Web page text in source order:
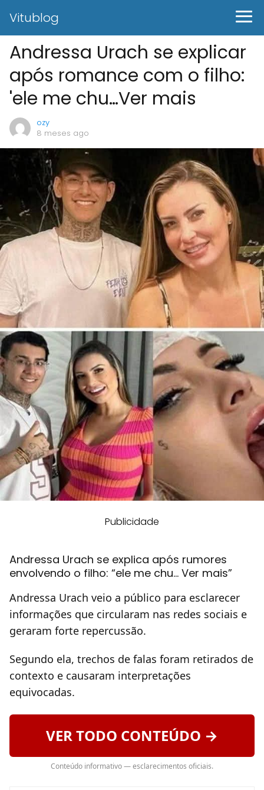
Vitublog
Andressa Urach se explicar
após romance com o filho:
'ele me chu…Ver mais
ozy
8 meses ago
Publicidade
Andressa Urach se explica após rumores
envolvendo o filho: “ele me chu… Ver mais”
Andressa Urach veio a público para esclarecer
informações que circularam nas redes sociais e
geraram forte repercussão.
Segundo ela, trechos de falas foram retirados de
contexto e causaram interpretações
equivocadas.
VER TODO CONTEÚDO →
Conteúdo informativo — esclarecimentos oficiais.